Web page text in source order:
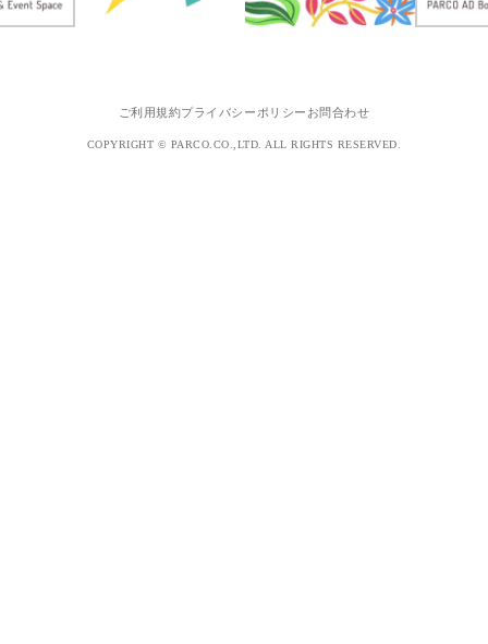
ご利用規約プライバシーポリシー お問合わせ
COPYRIGHT © PARCO.CO.,LTD. ALL RIGHTS RESERVED.